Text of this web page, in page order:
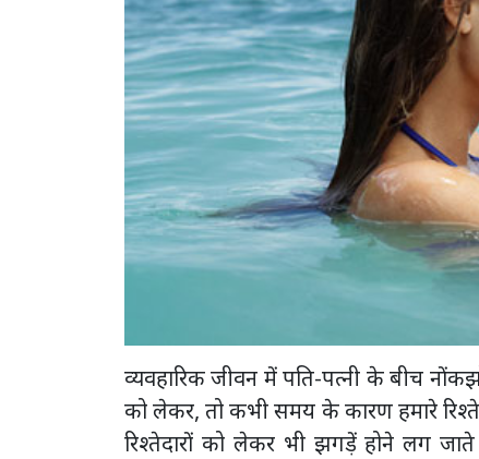
व्यवहारिक जीवन में पति-पत्नी के बीच
को लेकर, तो कभी समय के कारण हमारे
रिश्तेदारों को लेकर भी झगड़ें होने लग